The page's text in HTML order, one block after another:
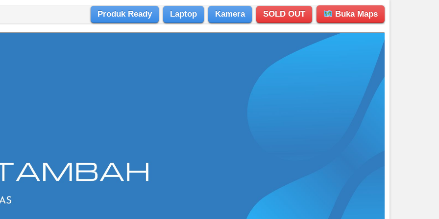
Produk Ready Laptop Kamera SOLD OUT Buka Maps